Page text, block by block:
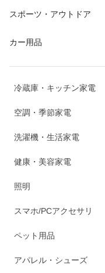
カー用品
冷蔵庫・キッチン家電
空調・季節家電
洗濯機・生活家電
健康・美容家電
照明
スマホ/PCアクセサリ